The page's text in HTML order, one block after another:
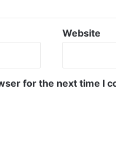
Website
for the next time I